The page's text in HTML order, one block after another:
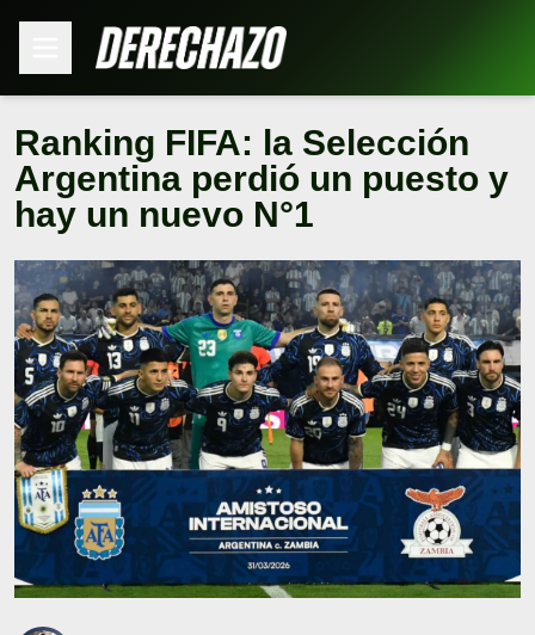
Ranking FIFA: la Selección
Argentina perdió un puesto y
hay un nuevo N°1